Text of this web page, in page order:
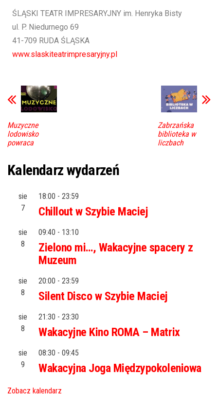
ŚLĄSKI TEATR IMPRESARYJNY im. Henryka Bisty
ul. P. Niedurnego 69
41-709 RUDA ŚLĄSKA
www.slaskiteatrimpresaryjny.pl
Muzyczne
lodowisko
powraca
Zabrzańska
biblioteka w
liczbach
Kalendarz wydarzeń
sie
7
18:00 - 23:59
Chillout w Szybie Maciej
sie
8
09:40 - 13:10
Zielono mi…, Wakacyjne spacery z
Muzeum
sie
8
20:00 - 23:59
Silent Disco w Szybie Maciej
sie
8
21:30 - 23:30
Wakacyjne Kino ROMA – Matrix
sie
9
08:30 - 09:45
Wakacyjna Joga Międzypokoleniowa
Zobacz kalendarz